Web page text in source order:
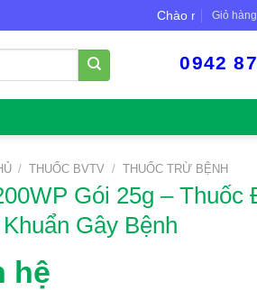
Chào mừng bạn đến với
Giỏ
0942
/ THUỐC BVTV / THUỐC TRỪ BỆNH
Gói 25g – Thuốc
Gây Bệnh
hệ